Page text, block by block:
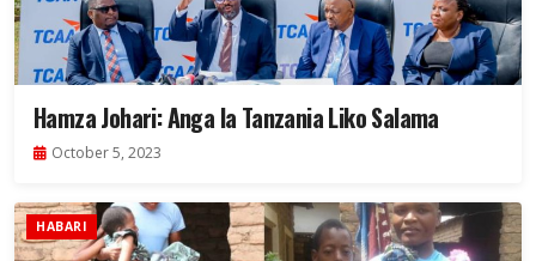
Hamza Johari: Anga la Tanzania Liko Salama
October 5, 2023
HABARI